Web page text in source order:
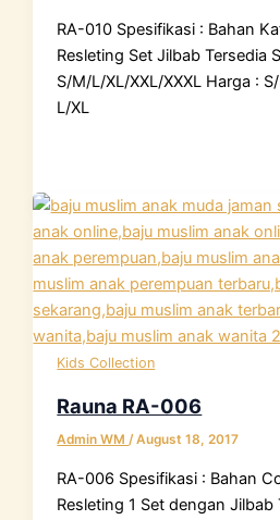
RA-010 Spesifikasi : Bahan
Resleting Set Jilbab Tersedia
S/M/L/XL/XXL/XXXL Harga :
L/XL
Kids Collection
Rauna RA-006
Admin WM/August 18, 2017
RA-006 Spesifikasi : Bahan
Resleting 1 Set dengan Jilbab